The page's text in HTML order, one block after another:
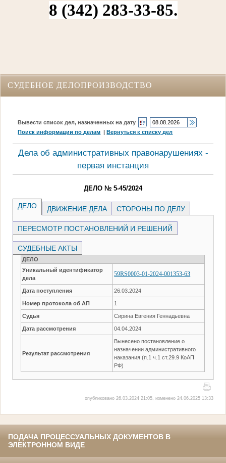
8 (342) 283‑33‑85.
СУДЕБНОЕ ДЕЛОПРОИЗВОДСТВО
Вывести список дел, назначенных на дату
Поиск информации по делам |Вернуться к списку дел
Дела об административных правонарушениях -
первая инстанция
ДЕЛО № 5-45/2024
ДЕЛО ДВИЖЕНИЕ ДЕЛА СТОРОНЫ ПО ДЕЛУ
ПЕРЕСМОТР ПОСТАНОВЛЕНИЙ И РЕШЕНИЙ
СУДЕБНЫЕ АКТЫ
ДЕЛО
Уникальный идентификатор
дела
59RS0003-01-2024-001353-63
Дата поступления 26.03.2024
Номер протокола об АП 1
Судья Сирина Евгения Геннадьевна
Дата рассмотрения 04.04.2024
Результат рассмотрения
Вынесено постановление о
назначении административного
наказания (п.1 ч.1 ст.29.9 КоАП
РФ)
опубликовано 26.03.2024 21:05, изменено 24.06.2025 13:33
ПОДАЧА ПРОЦЕССУАЛЬНЫХ ДОКУМЕНТОВ В
ЭЛЕКТРОННОМ ВИДЕ